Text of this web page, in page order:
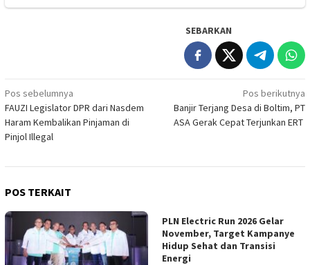
SEBARKAN
Navigasi
pos
Pos sebelumnya
FAUZI Legislator DPR dari Nasdem
Haram Kembalikan Pinjaman di
Pinjol Illegal
Pos berikutnya
Banjir Terjang Desa di Boltim, PT
ASA Gerak Cepat Terjunkan ERT
POS TERKAIT
PLN Electric Run 2026 Gelar
November, Target Kampanye
Hidup Sehat dan Transisi
Energi